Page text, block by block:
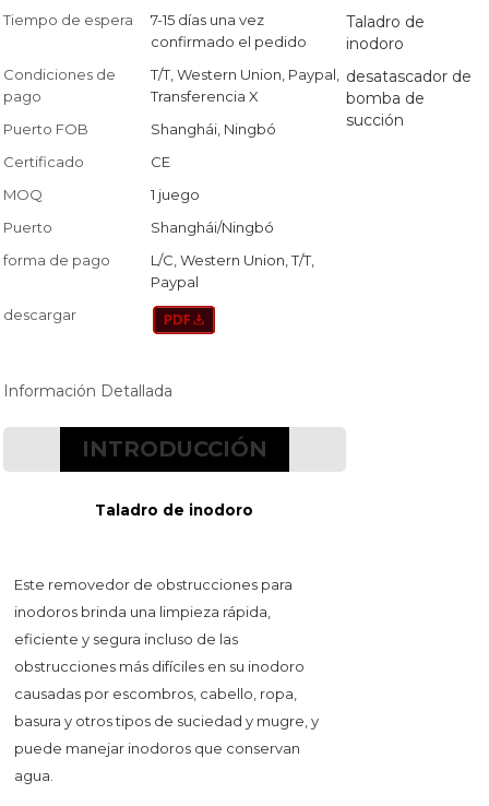
Taladro de
inodoro
desatascador de
bomba de
succión
Tiempo de espera
7-15 días una vez
confirmado el pedido
Condiciones de
pago
T/T, Western Union, Paypal,
Transferencia X
Puerto FOB
Shanghái, Ningbó
Certificado
CE
MOQ
1 juego
Puerto
Shanghái/Ningbó
forma de pago
L/C, Western Union, T/T,
Paypal
descargar
Información Detallada
INTRODUCCIÓN
Taladro de inodoro
Este removedor de obstrucciones para
inodoros brinda una limpieza rápida,
eficiente y segura incluso de las
obstrucciones más difíciles en su inodoro
causadas por escombros, cabello, ropa,
basura y otros tipos de suciedad y mugre, y
puede manejar inodoros que conservan
agua.